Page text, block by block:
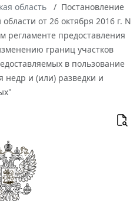
область
Постановление
от 26 октября 2016 г. N
регламенте предоставления
границ участков
в пользование
недр и (или) разведки и